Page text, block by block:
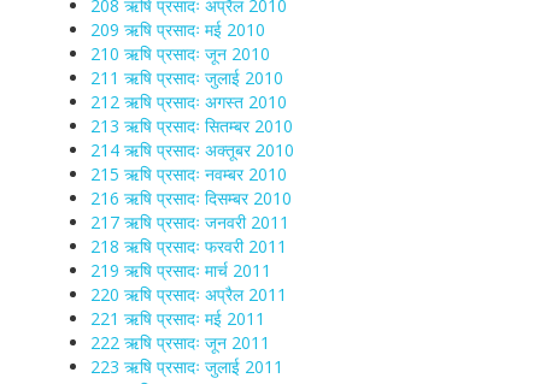
208 ऋषि प्रसादः अप्रैल 2010
209 ऋषि प्रसादः मई 2010
210 ऋषि प्रसादः जून 2010
211 ऋषि प्रसादः जुलाई 2010
212 ऋषि प्रसादः अगस्त 2010
213 ऋषि प्रसादः सितम्बर 2010
214 ऋषि प्रसादः अक्तूबर 2010
215 ऋषि प्रसादः नवम्बर 2010
216 ऋषि प्रसादः दिसम्बर 2010
217 ऋषि प्रसादः जनवरी 2011
218 ऋषि प्रसादः फरवरी 2011
219 ऋषि प्रसादः मार्च 2011
220 ऋषि प्रसादः अप्रैल 2011
221 ऋषि प्रसादः मई 2011
222 ऋषि प्रसादः जून 2011
223 ऋषि प्रसादः जुलाई 2011